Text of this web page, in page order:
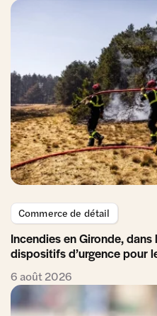
Commerce de détail
Incendies en Gironde,
dispositifs d’urgence pour
6 août 2026